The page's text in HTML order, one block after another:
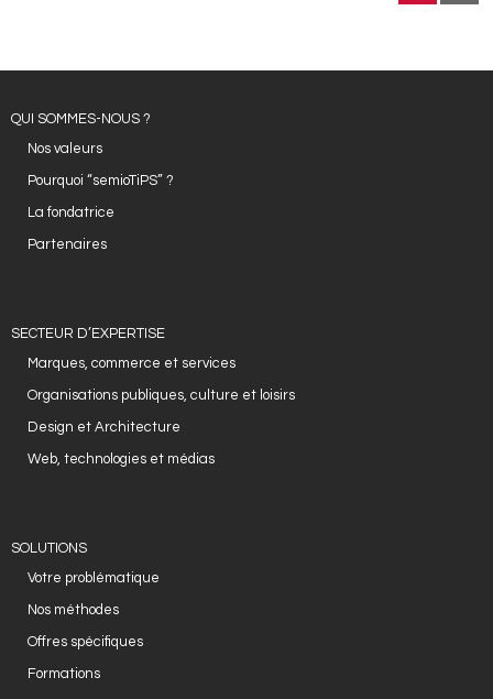
QUI SOMMES-NOUS ?
Nos valeurs
Pourquoi “semioTiPS” ?
La fondatrice
Partenaires
SECTEUR D’EXPERTISE
Marques, commerce et services
Organisations publiques, culture et loisirs
Design et Architecture
Web, technologies et médias
SOLUTIONS
Votre problématique
Nos méthodes
Offres spécifiques
Formations